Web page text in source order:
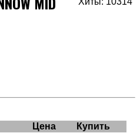
Цена Купить